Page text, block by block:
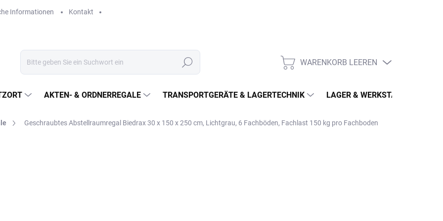
Informationen Kontakt
Suchen WARENKORB
WARENKORB LEEREN
AKTEN- & ORDNERREGALE TRANSPORTGERÄTE & LAGERTECHNIK LAGER & WERKSTATT
Geschraubtes Abstellraumregal Biedrax 30 x 150 x 250 cm, Lichtgrau, 6 Fachböden, Fachlast 150 kg pro Fachboden